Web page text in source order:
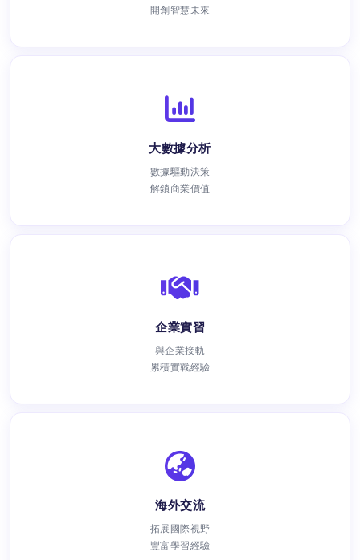
開創智慧未來
大數據分析
數據驅動決策
解鎖商業價值
企業實習
與企業接軌
累積實戰經驗
海外交流
拓展國際視野
豐富學習經驗